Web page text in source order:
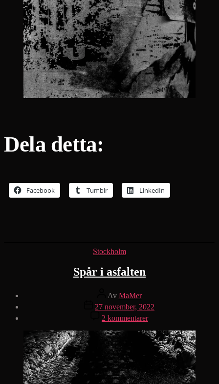
Dela detta:
Facebook Tumblr LinkedIn
Kategorier
Stockholm
Spår i asfalten
Inläggsförfattare
Av MaMer
Inläggsdatum
27 november, 2022
2 kommentarertill
Spår
i
asfalten